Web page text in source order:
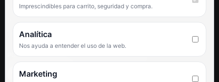
Facebook
TikTok
PUNTUACIÓN DE 4,6 SOBRE 5 EN GOOGLE
Imprescindibles para carrito, seguridad y compra.
Analítica
Nos ayuda a entender el uso de la web.
Marketing